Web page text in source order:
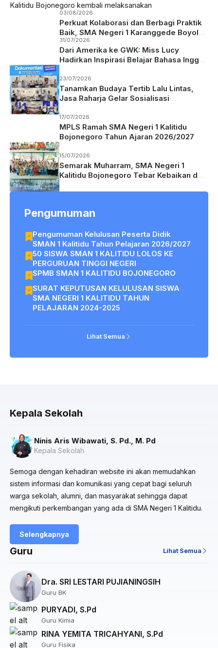
Kalitidu Bojonegoro kembali melaksanakan
03/08/2026
Perkuat Kolaborasi dan Berbagi Praktik
Baik, SMA Negeri 1 Karanggede Boyolali
Studi Tiru ke SMA Negeri 1 Kalitidu
Bojonegoro
31/07/2026
Dari Amerika ke GWK: Miss Lucy
Hadirkan Inspirasi Belajar Bahasa Inggris
23/07/2026
Tanamkan Budaya Tertib Lalu Lintas,
Jasa Raharja Gelar Sosialisasi
Kalitidu Bojonegoro
17/07/2026
MPLS Ramah SMA Negeri 1 Kalitidu
Bojonegoro Tahun Ajaran 2026/2027
15/07/2026
Semarak Muharram, SMA Negeri 1
Kalitidu Bojonegoro Tebar Kebaikan dan
Pengumuman
Pengumuman Kelulusan Peserta Didik
SMAN 1 Kalitidu Tahun Pelajaran 2026/2027
50 SISWA SMAN 1 KALITIDU LOLOS KE
PERGURUAN TINGGI NEGERI
SPMB SMAN 1 KALITIDU BOJONEGORO
SURAT KEPUTUSAN KELULUSAN SISWA
SMA NEGERI 1 KALITIDU TAHUN
PELAJARAN 2024-2025
Lihat Semua
Kepala Sekolah
Ninis Aris Wibawati, S. Pd., M. Pd
Kepala Sekolah
Semoga dengan kehadiran website ini akan memudahkan
sistem informasi dan komunikasi yang cepat bagi seluruh
warga sekolah, alumni, dan masyarakat sehingga dapat
mengikuti perkembangan yang ada di SMA Negeri 1 Kalitidu.
Selengkapnya
Guru Lihat Semua
Dra. SRI LESTARI PUJIANINGSIH
Guru BK
PURYADI, S.Pd
Guru Kimia
RINA YEMITA TRICAHYANI, S.Pd
Guru Fisika